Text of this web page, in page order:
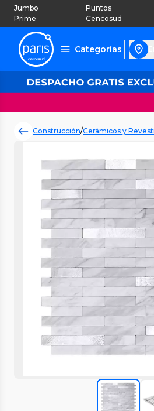
Jumbo
Prime
Puntos
Cencosud
Categorías
Construcción/Cerámicos y